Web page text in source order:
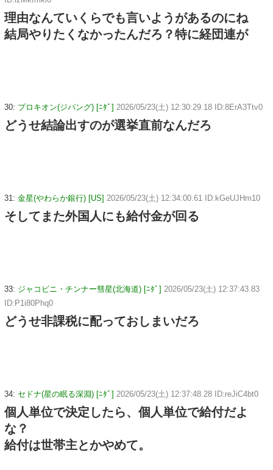
理由なんていくらでも言いようがあるのにね
結局やりたくなかったんだろ？特に経団連が
30: プロキオン(ジパング) [ﾆﾀﾞ] 2026/05/23(土) 12:30:29.18 ID:8ErA3Ttv0
どうせ結論出すのが選挙直前なんだろ
31: 金星(やわらか銀行) [US] 2026/05/23(土) 12:34:00.61 ID:kGeUJHm10
そしてまた外国人にも給付金が回る
33: ジャコビニ・チンナー彗星(北海道) [ﾆﾀﾞ] 2026/05/23(土) 12:37:43.83
ID:P1i80Phq0
どうせ非課税に配っておしまいだろ
34: セドナ(星の眠る深淵) [ﾆﾀﾞ] 2026/05/23(土) 12:37:48.28 ID:reJiC4bt0
個人単位で決定したら、個人単位で給付だよ
な？
給付は世帯主とかやめて。